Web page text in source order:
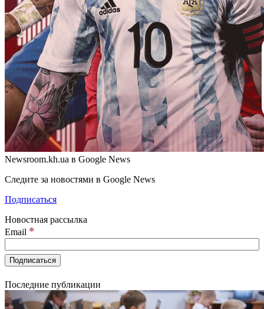
Newsroom.kh.ua в Google News
Следите за новостями в Google News
Подписаться
Новостная рассылка
Email *
Последние публикации